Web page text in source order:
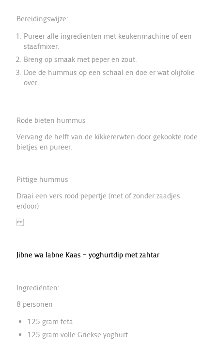
Bereidingswijze:
Pureer alle ingrediënten met keukenmachine of een
staafmixer.
Breng op smaak met peper en zout.
Doe de hummus op een schaal en doe er wat olijfolie
over.
Rode bieten hummus
Vervang de helft van de kikkererwten door gekookte rode
bietjes en pureer.
Pittige hummus
Draai een vers rood pepertje (met of zonder zaadjes
erdoor)
Jibne wa labne Kaas – yoghurtdip met zahtar
Ingrediënten:
8 personen
125 gram feta
125 gram volle Griekse yoghurt